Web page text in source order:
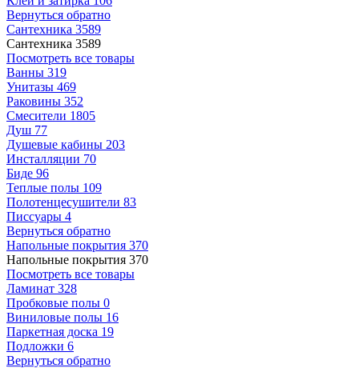
Вернуться обратно
Сантехника 3589
Сантехника 3589
Посмотреть все товары
Ванны 319
Унитазы 469
Раковины 352
Смесители 1805
Душ 77
Душевые кабины 203
Инсталляции 70
Биде 96
Теплые полы 109
Полотенцесушители 83
Писсуары 4
Вернуться обратно
Напольные покрытия 370
Напольные покрытия 370
Посмотреть все товары
Ламинат 328
Пробковые полы 0
Виниловые полы 16
Паркетная доска 19
Подложки 6
Вернуться обратно